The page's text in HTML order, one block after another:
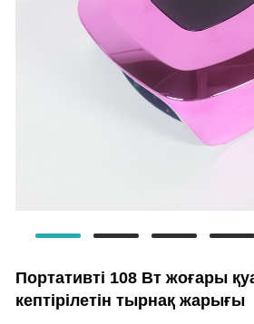
Портативті 108 Вт жоғары
кептірілетін тырнақ жарығы